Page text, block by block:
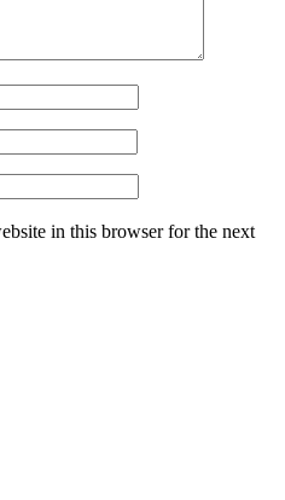
in this browser for the next